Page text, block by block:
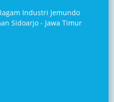
Industri Jemundo
Sidoarjo - Jawa Timur